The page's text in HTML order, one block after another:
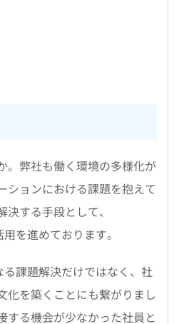
。弊社も働く環境の多様化が
ションにおける課題を抱えて
する手段として、
を進めております。
課題解決だけではなく、社
化を築くことにも繋がりまし
する機会が少なかった社員と